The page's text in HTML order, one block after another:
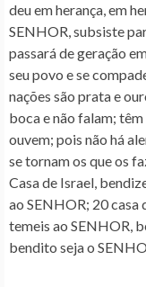
deu em herança, em
SENHOR, subsiste
passará de geração
seu povo e se
nações são prata e
boca e não falam;
ouvem; pois não há
se tornam os que os
Casa de Israel,
ao SENHOR; 20 casa
temeis ao SENHOR,
bendito seja o